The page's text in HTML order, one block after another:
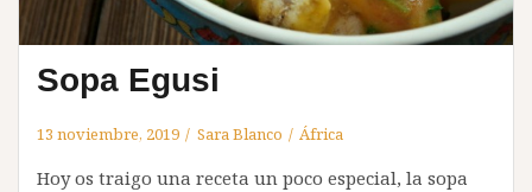
Sopa Egusi
13 noviembre, 2019 Sara Blanco África
Hoy os traigo una receta un poco especial, la sopa